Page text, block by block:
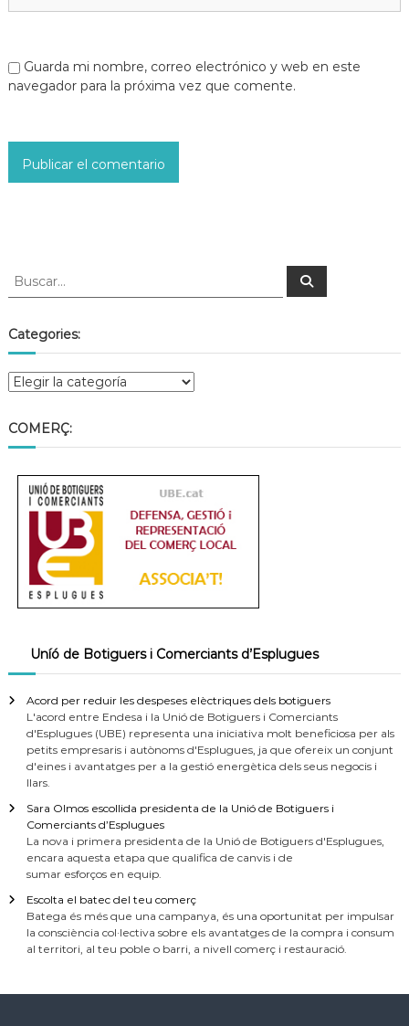
Guarda mi nombre, correo electrónico y web en este
navegador para la próxima vez que comente.
Categories:
COMERÇ:
Uníó de Botiguers i Comerciants d’Esplugues
Acord per reduir les despeses elèctriques dels botiguers
L'acord entre Endesa i la Unió de Botiguers i Comerciants
d'Esplugues (UBE) representa una iniciativa molt beneficiosa per als
petits empresaris i autònoms d'Esplugues, ja que ofereix un conjunt
d'eines i avantatges per a la gestió energètica dels seus negocis i
llars.
Sara Olmos escollida presidenta de la Unió de Botiguers i
Comerciants d’Esplugues
La nova i primera presidenta de la Unió de Botiguers d'Esplugues,
encara aquesta etapa que qualifica de canvis i de
sumar esforços en equip.
Escolta el batec del teu comerç
Batega és més que una campanya, és una oportunitat per impulsar
la consciència col·lectiva sobre els avantatges de la compra i consum
al territori, al teu poble o barri, a nivell comerç i restauració.